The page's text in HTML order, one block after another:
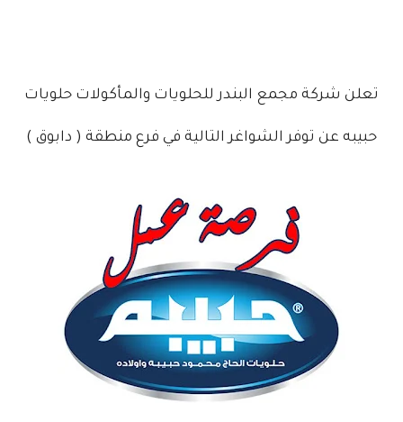
تعلن شركة مجمع البندر للحلويات والمأكولات حلويات
حبيبه عن توفر الشواغر التالية في فرع منطقة ( دابوق )